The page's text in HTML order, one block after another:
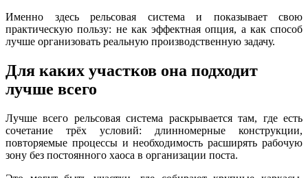
Именно здесь рельсовая система и показывает свою
практическую пользу: не как эффектная опция, а как способ
лучше организовать реальную производственную задачу.
Для каких участков она подходит
лучше всего
Лучше всего рельсовая система раскрывается там, где есть
сочетание трёх условий: длинномерные конструкции,
повторяемые процессы и необходимость расширять рабочую
зону без постоянного хаоса в организации поста.